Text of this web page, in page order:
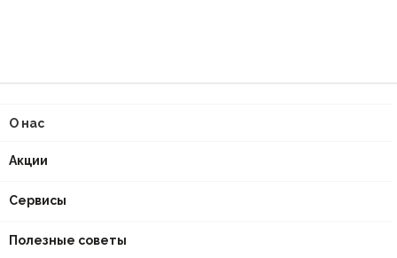
О нас
Акции
Сервисы
Полезные советы